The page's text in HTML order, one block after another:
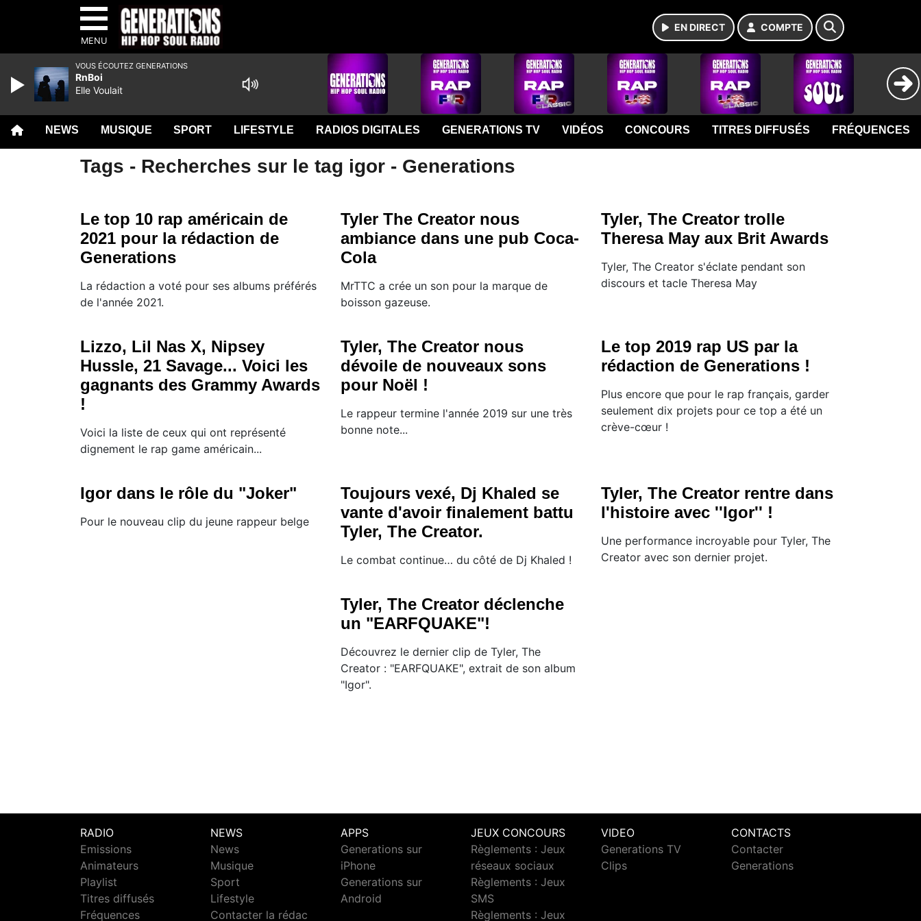
MENU
EN DIRECT COMPTE
NEWS MUSIQUE SPORT LIFESTYLE RADIOS DIGITALES GENERATIONS TV VIDÉOS CONCOURS TITRES DIFFUSÉS FRÉQUENCES
Tags - Recherches sur le tag igor - Generations
Le top 10 rap américain de
2021 pour la rédaction de
Generations
La rédaction a voté pour ses albums préférés
de l'année 2021.
Tyler The Creator nous
ambiance dans une pub Coca-
Cola
MrTTC a crée un son pour la marque de
boisson gazeuse.
Tyler, The Creator trolle
Theresa May aux Brit Awards
Tyler, The Creator s'éclate pendant son
discours et tacle Theresa May
Lizzo, Lil Nas X, Nipsey
Hussle, 21 Savage... Voici les
gagnants des Grammy Awards
!
Voici la liste de ceux qui ont représenté
dignement le rap game américain...
Tyler, The Creator nous
dévoile de nouveaux sons
pour Noël !
Le rappeur termine l'année 2019 sur une très
bonne note...
Le top 2019 rap US par la
rédaction de Generations !
Plus encore que pour le rap français, garder
seulement dix projets pour ce top a été un
crève-cœur !
Igor dans le rôle du "Joker"
Pour le nouveau clip du jeune rappeur belge
Toujours vexé, Dj Khaled se
vante d'avoir finalement battu
Tyler, The Creator.
Le combat continue… du côté de Dj Khaled !
Tyler, The Creator rentre dans
l'histoire avec ''Igor'' !
Une performance incroyable pour Tyler, The
Creator avec son dernier projet.
Tyler, The Creator déclenche
un "EARFQUAKE"!
Découvrez le dernier clip de Tyler, The
Creator : "EARFQUAKE", extrait de son album
"Igor".
RADIO
Emissions
Animateurs
Playlist
Titres diffusés
Fréquences
NEWS
News
Musique
Sport
Lifestyle
Contacter la rédac
APPS
Generations sur
iPhone
Generations sur
Android
JEUX CONCOURS
Règlements : Jeux
réseaux sociaux
Règlements : Jeux
SMS
Règlements : Jeux
VIDEO
Generations TV
Clips
CONTACTS
Contacter
Generations
VOUS ÉCOUTEZ GENERATIONS
RnBoi
Elle Voulait